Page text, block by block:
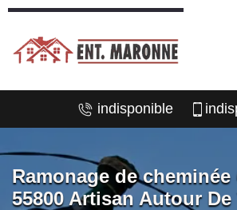
indisponible
Ramonage de
55800 Artisan Autour De